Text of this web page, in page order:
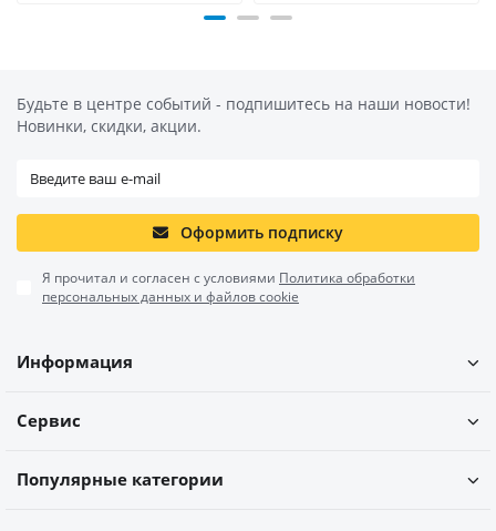
Будьте в центре событий - подпишитесь на наши новости!
Новинки, скидки, акции.
Оформить подписку
Я прочитал и согласен с условиями Политика обработки
персональных данных и файлов cookie
Информация
Сервис
Популярные категории